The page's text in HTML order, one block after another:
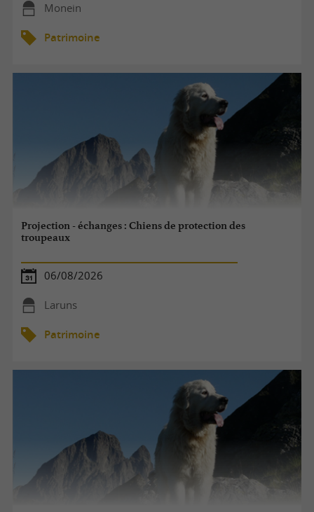
Monein
Patrimoine
Projection - échanges : Chiens de protection des
troupeaux
06/08/2026
Laruns
Patrimoine